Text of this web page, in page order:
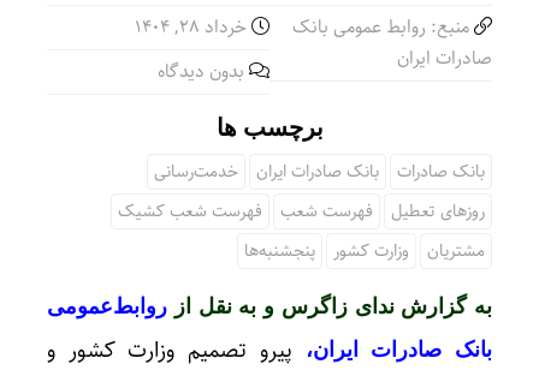
منبع: روابط عمومی بانک
صادرات ایران
خرداد ۲۸, ۱۴۰۴
بدون دیدگاه
برچسب ها
بانک صادرات بانک صادرات ایران
خدمت‌رسانی
روزهای تعطیل
فهرست شعب
فهرست شعب کشیک
مشتریان
وزارت کشور پنجشنبه‌ها
به گزارش ندای زاگرس و به نقل از روابط‌عمومی
بانک صادرات ایران،
پیرو تصمیم وزارت کشور و